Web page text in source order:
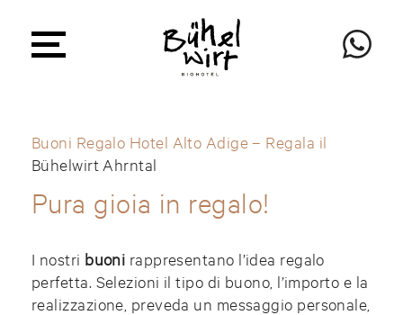
Buoni Regalo Hotel Alto Adige – Regala il
Bühelwirt Ahrntal
Pura gioia in regalo!
I nostri buoni rappresentano l’idea regalo
perfetta. Selezioni il tipo di buono, l’importo e la
realizzazione, preveda un messaggio personale,